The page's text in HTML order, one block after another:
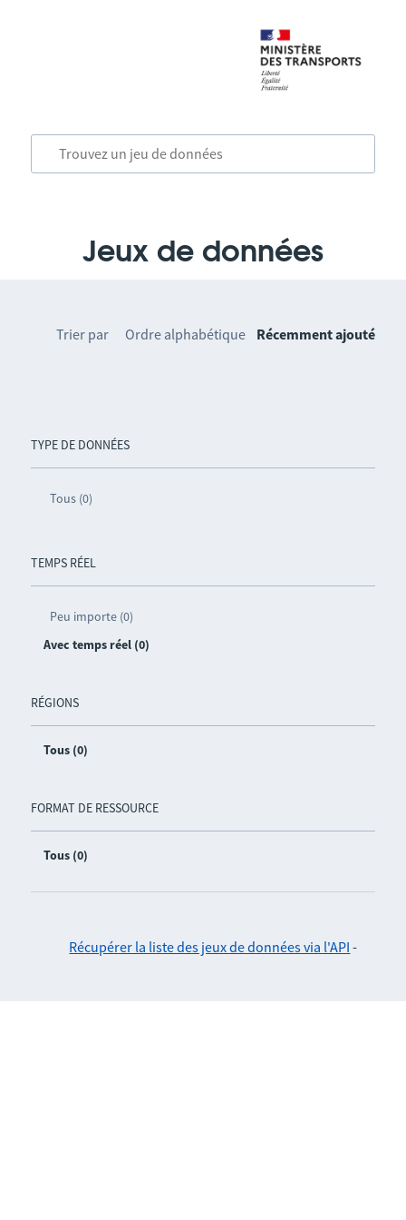
Jeux de données
TYPE DE DONNÉES
Tous (0)
TEMPS RÉEL
Peu importe (0)
Avec temps réel (0)
RÉGIONS
Tous (0)
FORMAT DE RESSOURCE
Tous (0)
Trier par Ordre alphabétique Récemment ajouté
Récupérer la liste des jeux de données via l'API -